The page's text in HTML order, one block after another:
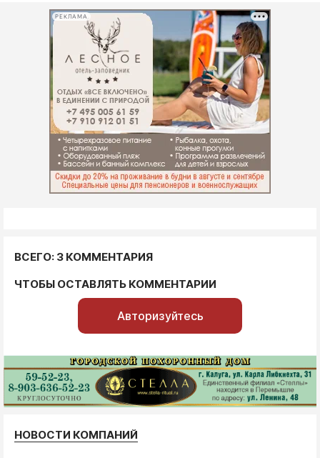
РЕКЛАМА
ВСЕГО: 3 КОММЕНТАРИЯ
ЧТОБЫ ОСТАВЛЯТЬ КОММЕНТАРИИ
Авторизуйтесь
НОВОСТИ КОМПАНИЙ